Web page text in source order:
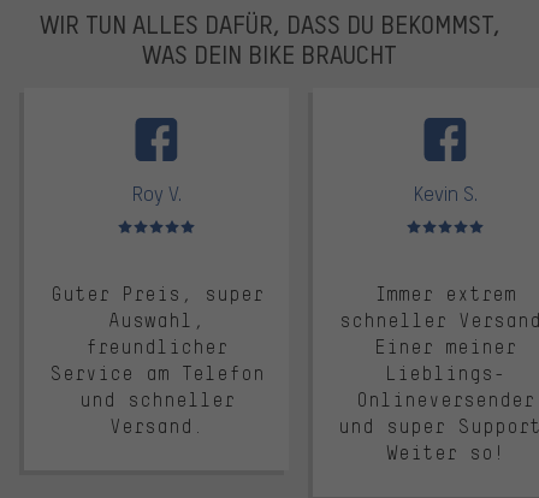
WIR TUN ALLES DAFÜR, DASS DU BEKOMMST,
WAS DEIN BIKE BRAUCHT
Roy V.
Bewertungen: 5 von 5
Guter Preis, super
Auswahl,
freundlicher
Service am Telefon
und schneller
Versand.
Kevin S.
Bewertungen: 5 von 5
Immer extrem
schneller
Einer meiner
Lieblings-
Onlineversender
und super
Weiter so!